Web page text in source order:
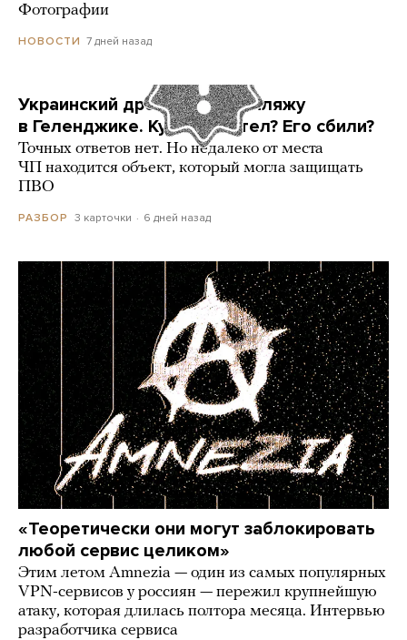
Фотографии
НОВОСТИ 7 дней назад
Украинский дрон попал по пляжу
в Геленджике. Куда он летел? Его сбили?
Точных ответов нет. Но недалеко от места
ЧП находится объект, который могла защищать
ПВО
РАЗБОР 3 карточки 6 дней назад
«Теоретически они могут заблокировать
любой сервис целиком»
Этим летом Amnezia — один из самых популярных
VPN-сервисов у россиян — пережил крупнейшую
атаку, которая длилась полтора месяца. Интервью
разработчика сервиса